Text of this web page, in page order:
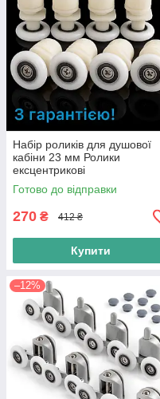
Набір роликів для душової
кабіни 23 мм Ролики
ексцентрикові
Готово до відправки
270 ₴ 412 ₴
Купити
–12%